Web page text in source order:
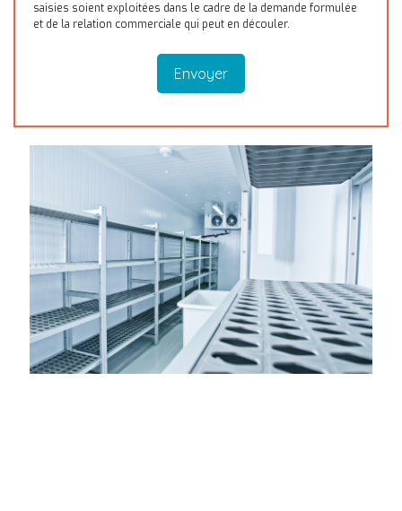
saisies soient exploitées dans le cadre de la demande formulée
et de la relation commerciale qui peut en découler.